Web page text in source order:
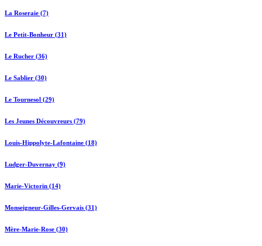
La Roseraie (7)
Le Petit-Bonheur (31)
Le Rucher (36)
Le Sablier (30)
Le Tournesol (29)
Les Jeunes Découvreurs (79)
Louis-Hippolyte-Lafontaine (18)
Ludger-Duvernay (9)
Marie-Victorin (14)
Monseigneur-Gilles-Gervais (31)
Mère-Marie-Rose (30)